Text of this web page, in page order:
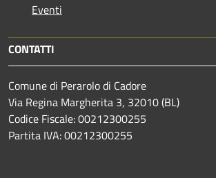
Eventi
CONTATTI
Comune di Perarolo di Cadore
Via Regina Margherita 3, 32010 (BL)
Codice Fiscale: 00212300255
Partita IVA: 00212300255